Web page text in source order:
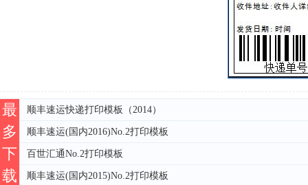
最
多
下
载
顺丰速运快递打印模板（2014）
顺丰速运(国内2016)No.2打印模板
百世汇通No.2打印模板
顺丰速运(国内2015)No.2打印模板